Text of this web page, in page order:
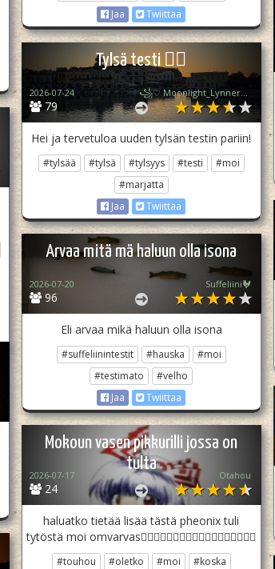
Jaa
Twiittaa
Tylsä testi 👍🏻
79
2026-07-24 ꧁♡ Moonlight_Lynner_Lover ♡꧂
Hei ja tervetuloa uuden tylsän testin pariin!
#tylsää #tylsä #tylsyys #testi
#moi
#marjatta
Jaa
Twiittaa
Arvaa mitä mä haluun olla isona
96
2026-07-20 Suffeliini🐓
Eli arvaa mikä haluun olla isona
#suffeliinintestit #hauska
#moi
#testimato
#velho
Jaa
Twiittaa
Mokoun vasen pikkurilli jossa on
tulta
24
2026-07-17 Otahou
haluatko tietää lisää tästä pheonix tuli
tytöstä moi omvarvas🐦‍🔥🐦‍🔥🐦‍🔥🐦‍🔥🐦‍🔥🐦‍🔥🐦‍🔥🐦‍🔥🐦‍🔥
#touhou #oletko #moi
#koska